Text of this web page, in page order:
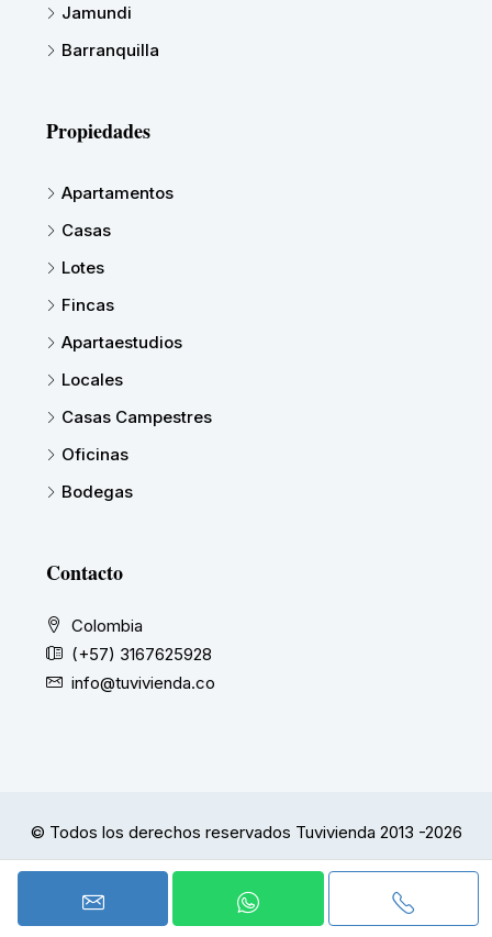
Jamundi
Barranquilla
Propiedades
Apartamentos
Casas
Lotes
Fincas
Apartaestudios
Locales
Casas Campestres
Oficinas
Bodegas
Contacto
Colombia
(+57) 3167625928
info@tuvivienda.co
© Todos los derechos reservados Tuvivienda 2013 -2026